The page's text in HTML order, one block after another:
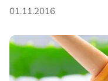
01.11.2016